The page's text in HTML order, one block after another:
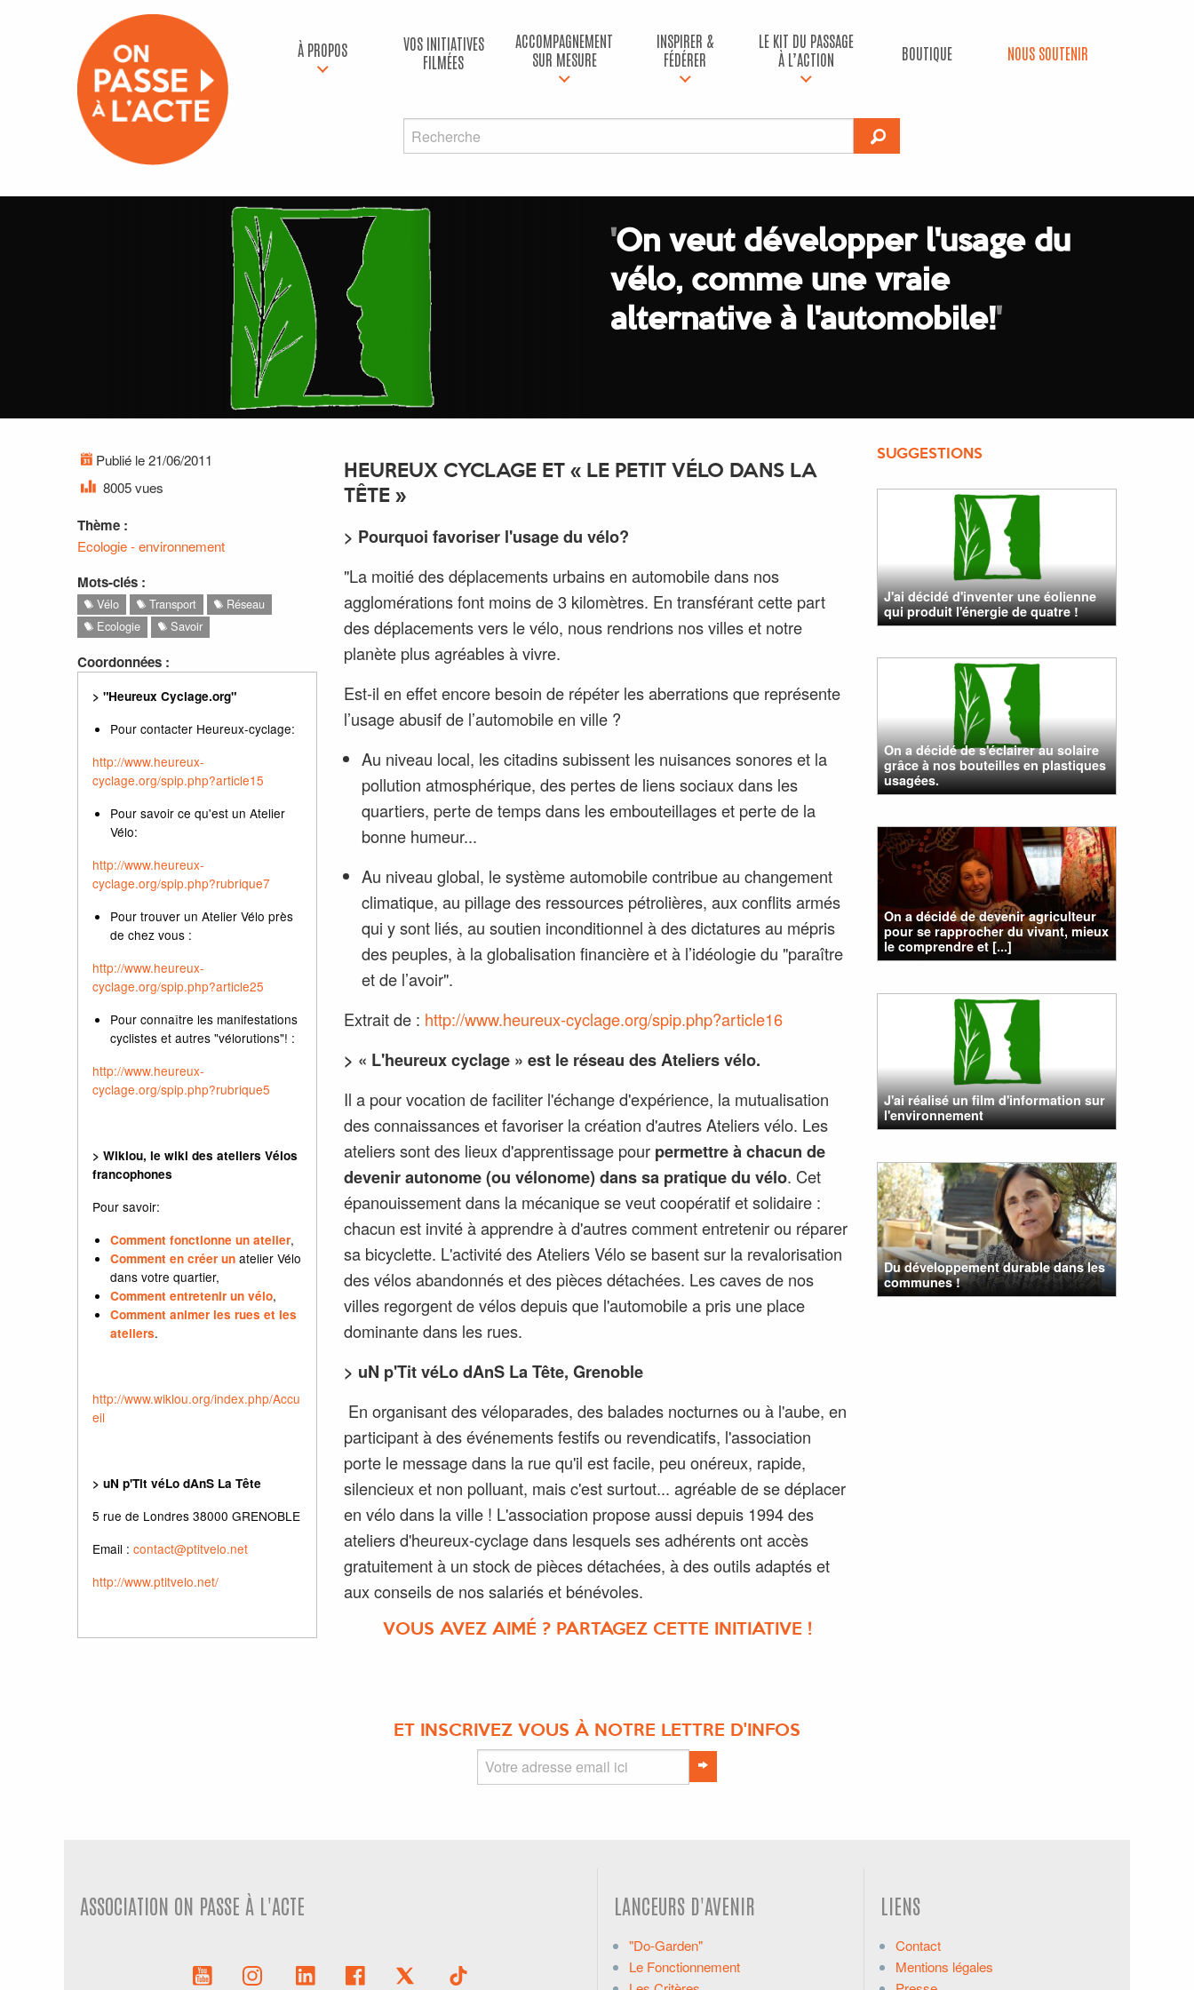
À PROPOS
VOS INITIATIVES
FILMÉES
ACCOMPAGNEMENT
SUR MESURE
INSPIRER &
FÉDÉRER
LE KIT DU PASSAGE
À L’ACTION
BOUTIQUE NOUS SOUTENIR
'On veut développer l'usage du
vélo, comme une vraie
alternative à l'automobile!'
Publié le 21/06/2011
8005 vues
Thème :
Ecologie - environnement
Mots-clés :
Vélo Transport
Réseau
Ecologie
Savoir
Coordonnées :
> "Heureux Cyclage.org"
Pour contacter Heureux-cyclage:
http://www.heureux-
cyclage.org/spip.php?article15
Pour savoir ce qu'est un Atelier
Vélo:
http://www.heureux-
cyclage.org/spip.php?rubrique7
Pour trouver un Atelier Vélo près
de chez vous :
http://www.heureux-
cyclage.org/spip.php?article25
Pour connaître les manifestations
cyclistes et autres "vélorutions"! :
http://www.heureux-
cyclage.org/spip.php?rubrique5
> Wiklou, le wiki des ateliers Vélos
francophones
Pour savoir:
Comment fonctionne un atelier,
Comment en créer un atelier Vélo
dans votre quartier,
Comment entretenir un vélo,
Comment animer les rues et les
ateliers.
http://www.wiklou.org/index.php/Accu
eil
> uN p'Tit véLo dAnS La Tête
5 rue de Londres 38000 GRENOBLE
Email : contact@ptitvelo.net
http://www.ptitvelo.net/
HEUREUX CYCLAGE ET « LE PETIT VÉLO DANS LA
TÊTE »
> Pourquoi favoriser l'usage du vélo?
"La moitié des déplacements urbains en automobile dans nos
agglomérations font moins de 3 kilomètres. En transférant cette part
des déplacements vers le vélo, nous rendrions nos villes et notre
planète plus agréables à vivre.
Est-il en effet encore besoin de répéter les aberrations que représente
l’usage abusif de l’automobile en ville ?
Au niveau local, les citadins subissent les nuisances sonores et la
pollution atmosphérique, des pertes de liens sociaux dans les
quartiers, perte de temps dans les embouteillages et perte de la
bonne humeur...
Au niveau global, le système automobile contribue au changement
climatique, au pillage des ressources pétrolières, aux conflits armés
qui y sont liés, au soutien inconditionnel à des dictatures au mépris
des peuples, à la globalisation financière et à l’idéologie du "paraître
et de l’avoir".
Extrait de : http://www.heureux-cyclage.org/spip.php?article16
> « L'heureux cyclage » est le réseau des Ateliers vélo.
Il a pour vocation de faciliter l'échange d'expérience, la mutualisation
des connaissances et favoriser la création d'autres Ateliers vélo. Les
ateliers sont des lieux d'apprentissage pour permettre à chacun de
devenir autonome (ou vélonome) dans sa pratique du vélo. Cet
épanouissement dans la mécanique se veut coopératif et solidaire :
chacun est invité à apprendre à d'autres comment entretenir ou réparer
sa bicyclette. L'activité des Ateliers Vélo se basent sur la revalorisation
des vélos abandonnés et des pièces détachées. Les caves de nos
villes regorgent de vélos depuis que l'automobile a pris une place
dominante dans les rues.
> uN p'Tit véLo dAnS La Tête, Grenoble
En organisant des véloparades, des balades nocturnes ou à l'aube, en
participant à des événements festifs ou revendicatifs, l'association
porte le message dans la rue qu'il est facile, peu onéreux, rapide,
silencieux et non polluant, mais c'est surtout... agréable de se déplacer
en vélo dans la ville ! L'association propose aussi depuis 1994 des
ateliers d'heureux-cyclage dans lesquels ses adhérents ont accès
gratuitement à un stock de pièces détachées, à des outils adaptés et
aux conseils de nos salariés et bénévoles.
VOUS AVEZ AIMÉ ? PARTAGEZ CETTE INITIATIVE !
ET INSCRIVEZ VOUS À NOTRE LETTRE D'INFOS
SUGGESTIONS
J'ai décidé d'inventer une éolienne
qui produit l'énergie de quatre !
On a décidé de s'éclairer au solaire
grâce à nos bouteilles en plastiques
usagées.
On a décidé de devenir agriculteur
pour se rapprocher du vivant, mieux
le comprendre et [...]
J'ai réalisé un film d'information sur
l'environnement
Du développement durable dans les
communes !
ASSOCIATION ON PASSE À L'ACTE LANCEURS D'AVENIR
"Do-Garden"
Le Fonctionnement
LIENS
Contact
Mentions légales